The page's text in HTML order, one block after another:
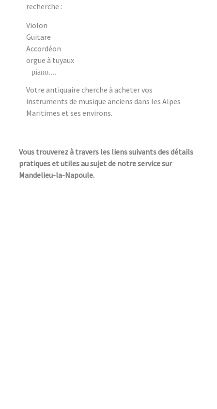
recherche :
Violon
Guitare
Accordéon
orgue à tuyaux
piano....
Votre antiquaire cherche à acheter vos
instruments de musique anciens dans les Alpes
Maritimes et ses environs.
Vous trouverez à travers les liens suivants des détails
pratiques et utiles au sujet de notre service sur
Mandelieu-la-Napoule.